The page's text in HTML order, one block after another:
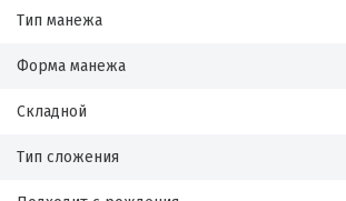
Тип манежа
Форма манежа
Складной
Тип сложения